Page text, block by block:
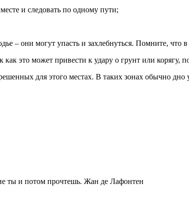
и следовать по одному пути;
– они могут упасть и захлебнуться. Помните,
это может привести к удару о грунт или корягу,
для этого местах. В таких зонах обычно
ты и потом прочтешь. Жан де Лафонтен